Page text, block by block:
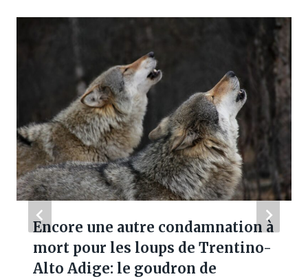
Encore une autre condamnation à
mort pour les loups de Trentino-
Alto Adige: le goudron de